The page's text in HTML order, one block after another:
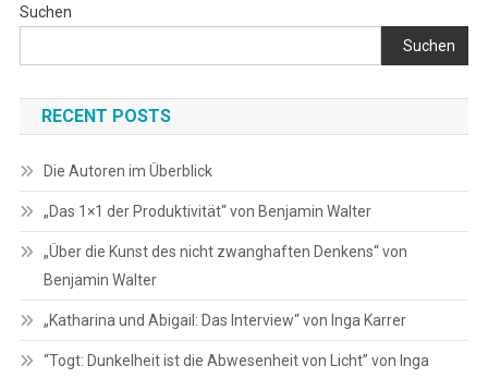
Suchen
Suchen
RECENT POSTS
Die Autoren im Überblick
„Das 1×1 der Produktivität“ von Benjamin Walter
„Über die Kunst des nicht zwanghaften Denkens“ von
Benjamin Walter
„Katharina und Abigail: Das Interview“ von Inga Karrer
“Togt: Dunkelheit ist die Abwesenheit von Licht” von Inga